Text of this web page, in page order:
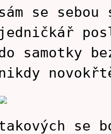
se sebou
jedničkář
samotky
se